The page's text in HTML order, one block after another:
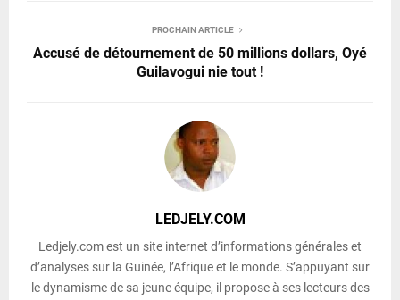
PROCHAIN ARTICLE
Accusé de détournement de 50 millions dollars, Oyé
Guilavogui nie tout !
LEDJELY.COM
Ledjely.com est un site internet d’informations générales et
d’analyses sur la Guinée, l’Afrique et le monde. S’appuyant sur
le dynamisme de sa jeune équipe, il propose à ses lecteurs des